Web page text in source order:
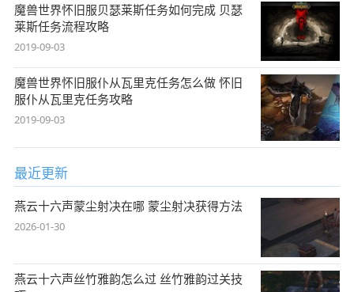
魔兽世界怀旧服贝瑟莱斯任务如何完成 贝瑟
莱斯任务流程攻略
2019-09-03
魔兽世界怀旧服仆从瓦里克任务怎么做 怀旧
服仆从瓦里克任务攻略
2019-09-03
最近更新
燕云十六声蒙尘射决在哪 蒙尘射决获得方法
2026-01-30
燕云十六声丝竹雅韵怎么过 丝竹雅韵过关技